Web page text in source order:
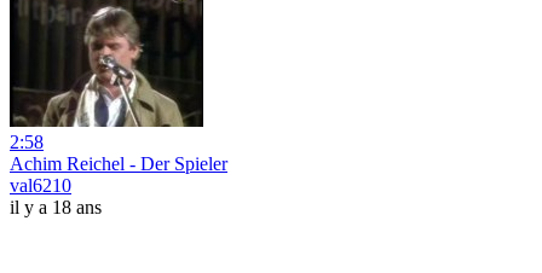
2:58
Achim Reichel - Der Spieler
val6210
il y a 18 ans